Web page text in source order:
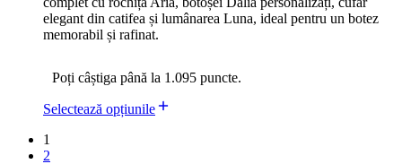
elegant din catifea și lumânarea Luna, ideal pentru un botez
memorabil și rafinat.
Poți câștiga până la 1.095 puncte.
Selectează opțiunile
1
2